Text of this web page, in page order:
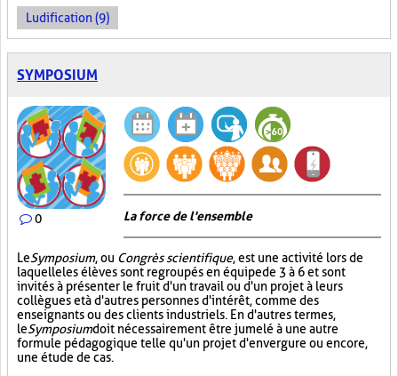
Ludification (9)
SYMPOSIUM
0 La force de l'ensemble
LeSymposium, ou Congrès scientifique, est une activité lors de
laquelle les élèves sont regroupés en équipe de 3 à 6 et sont
invités à présenter le fruit d'un travail ou d'un projet à leurs
collègues et à d'autres personnes d'intérêt, comme des
enseignants ou des clients industriels. En d'autres termes,
leSymposiumdoit nécessairement être jumelé à une autre
formule pédagogique telle qu'un projet d'envergure ou encore,
une étude de cas.